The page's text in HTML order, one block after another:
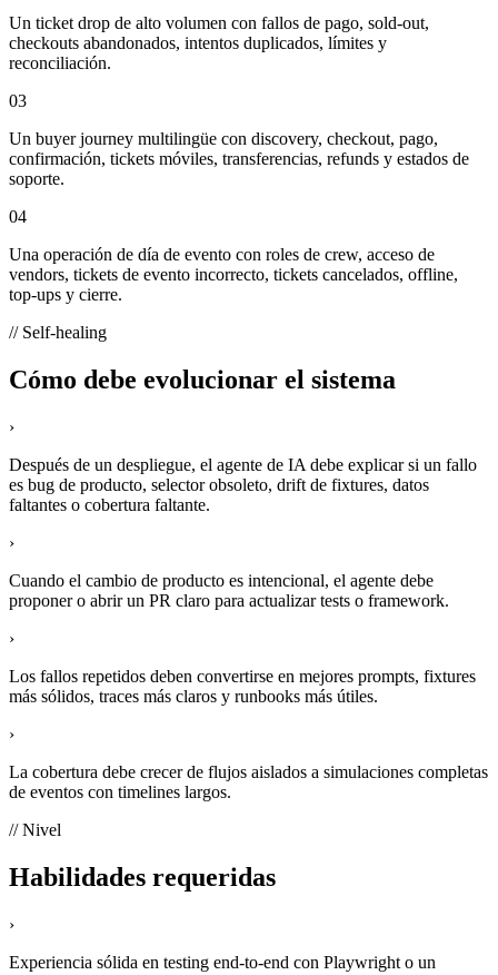
Un ticket drop de alto volumen con fallos de pago, sold-out,
checkouts abandonados, intentos duplicados, límites y
reconciliación.
03
Un buyer journey multilingüe con discovery, checkout, pago,
confirmación, tickets móviles, transferencias, refunds y estados de
soporte.
04
Una operación de día de evento con roles de crew, acceso de
vendors, tickets de evento incorrecto, tickets cancelados, offline,
top-ups y cierre.
// Self-healing
Cómo debe evolucionar el sistema
›
Después de un despliegue, el agente de IA debe explicar si un fallo
es bug de producto, selector obsoleto, drift de fixtures, datos
faltantes o cobertura faltante.
›
Cuando el cambio de producto es intencional, el agente debe
proponer o abrir un PR claro para actualizar tests o framework.
›
Los fallos repetidos deben convertirse en mejores prompts, fixtures
más sólidos, traces más claros y runbooks más útiles.
›
La cobertura debe crecer de flujos aislados a simulaciones completas
de eventos con timelines largos.
// Nivel
Habilidades requeridas
›
Experiencia sólida en testing end-to-end con Playwright o un